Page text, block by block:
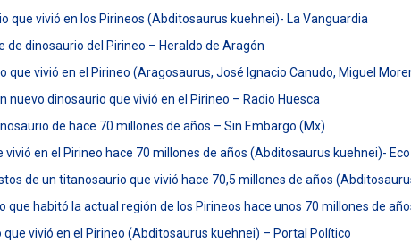
que vivió en los Pirineos (Abditosaurus kuehnei)- La Vanguardia
de dinosaurio del Pirineo – Heraldo de Aragón
vivió en el Pirineo (Aragosaurus, José Ignacio Canudo, Miguel
nuevo dinosaurio que vivió en el Pirineo – Radio Huesca
de hace 70 millones de años – Sin Embargo (Mx)
en el Pirineo hace 70 millones de años (Abditosaurus kuehnei)-
de un titanosaurio que vivió hace 70,5 millones de años
que habitó la actual región de los Pirineos hace unos 70 millones de
vivió en el Pirineo (Abditosaurus kuehnei) – Portal Político